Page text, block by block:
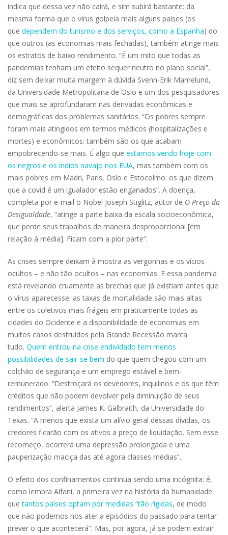
indica que dessa vez não cairá, e sim subirá bastante: da
mesma forma que o vírus golpeia mais alguns países (os
que dependem do turismo e dos serviços, como a Espanha) do
que outros (as economias mais fechadas), também atinge mais
os estratos de baixo rendimento. “É um mito que todas as
pandemias tenham um efeito sequer neutro no plano social”,
diz sem deixar muita margem à dúvida Svenn-Erik Mamelund,
da Universidade Metropolitana de Oslo e um dos pesquisadores
que mais se aprofundaram nas derivadas econômicas e
demográficas dos problemas sanitários. “Os pobres sempre
foram mais atingidos em termos médicos (hospitalizações e
mortes) e econômicos: também são os que acabam
empobrecendo-se mais. É algo que estamos vendo hoje com
os negros e os índios navajo nos EUA, mas também com os
mais pobres em Madri, Paris, Oslo e Estocolmo: os que dizem
que a covid é um igualador estão enganados”. A doença,
completa por e-mail o Nobel Joseph Stiglitz, autor de O Preço da
Desigualdade, “atinge a parte baixa da escala socioeconômica,
que perde seus trabalhos de maneira desproporcional [em
relação à média]. Ficam com a pior parte”.
As crises sempre deixam à mostra as vergonhas e os vícios
ocultos – e não tão ocultos – nas economias. E essa pandemia
está revelando cruamente as brechas que já existiam antes que
o vírus aparecesse: as taxas de mortalidade são mais altas
entre os coletivos mais frágeis em praticamente todas as
cidades do Ocidente e a disponibilidade de economias em
muitos casos destruídos pela Grande Recessão marca
tudo. Quem entrou na crise endividado tem menos
possibilidades de sair-se bem do que quem chegou com um
colchão de segurança e um emprego estável e bem-
remunerado. “Destroçará os devedores, inquilinos e os que têm
créditos que não podem devolver pela diminuição de seus
rendimentos”, alerta James K. Galbraith, da Universidade do
Texas. “A menos que exista um alívio geral dessas dívidas, os
credores ficarão com os ativos a preço de liquidação. Sem esse
recomeço, ocorrerá uma depressão prolongada e uma
pauperização maciça das até agora classes médias”.
O efeito dos confinamentos continua sendo uma incógnita: é,
como lembra Alfani, a primeira vez na história da humanidade
quetantos países optam por medidas “tão rígidas, de modo
que não podemos nos ater a episódios do passado para tentar
prever o que acontecerá”. Mas, por agora, já se podem extrair